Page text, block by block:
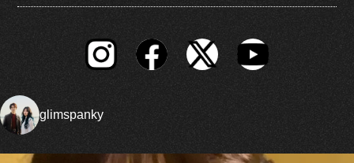
glimspanky